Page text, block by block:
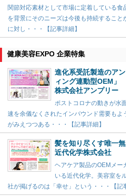
関節対応素材として市場に定着している
を背景にそのニーズは今後も持続するこ
に対し・・・【記事詳細】
健康美容EXPO 企業特集
進化系受託製造のア
ィング連動型OEM」
株式会社アンプリー
ポストコロナの動きが水
速を余儀なくされたインバウンド需要もよ
がみえつつある・・・【記事詳細】
髪を知り尽くす唯一
近代化学株式会社
ヘアケア製品のOEMメー
いる近代化学。美容室を
社が掲げるのは「幸せ」という・・・【記